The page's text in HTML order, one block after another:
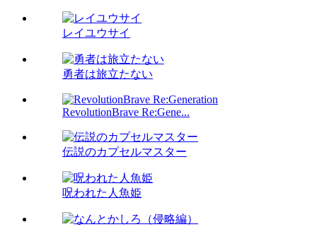
レイユウサイ
勇者は旅立たない
RevolutionBrave Re:Gene...
伝説のカプセルマスター
呪われた人魚姫